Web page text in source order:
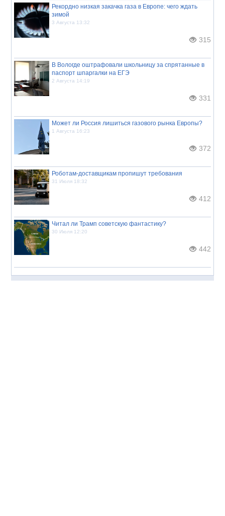
Рекордно низкая закачка газа в Европе: чего ждать
зимой
3 Августа 13:32
315
В Вологде оштрафовали школьницу за спрятанные в
паспорт шпаргалки на ЕГЭ
2 Августа 14:19
331
Может ли Россия лишиться газового рынка Европы?
1 Августа 16:23
372
Роботам-доставщикам пропишут требования
31 Июля 18:32
412
Читал ли Трамп советскую фантастику?
30 Июля 12:20
442